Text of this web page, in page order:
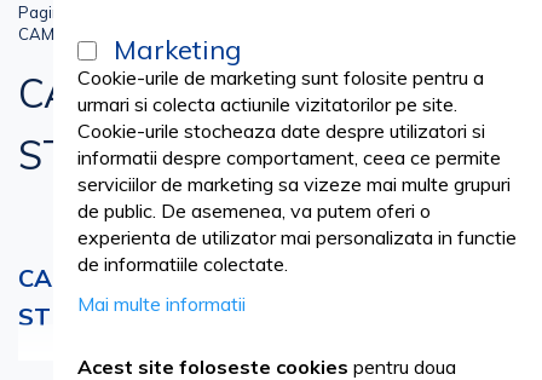
Pagina principala
CAMPURI SI SETURI STOMATOLOGICE STERILE
CAMPURI SI SETURI
STOMATOLOGICE STERILE
CAMPURI SI SETURI STOMATOLOGICE
STERILE - preturi incepand de la 1.37 lei
Marketing
Cookie-urile de marketing sunt folosite pentru a
urmari si colecta actiunile vizitatorilor pe site.
Cookie-urile stocheaza date despre utilizatori si
informatii despre comportament, ceea ce permite
serviciilor de marketing sa vizeze mai multe grupuri
de public. De asemenea, va putem oferi o
experienta de utilizator mai personalizata in functie
de informatiile colectate.
Mai multe informatii
Acest site foloseste cookies pentru doua